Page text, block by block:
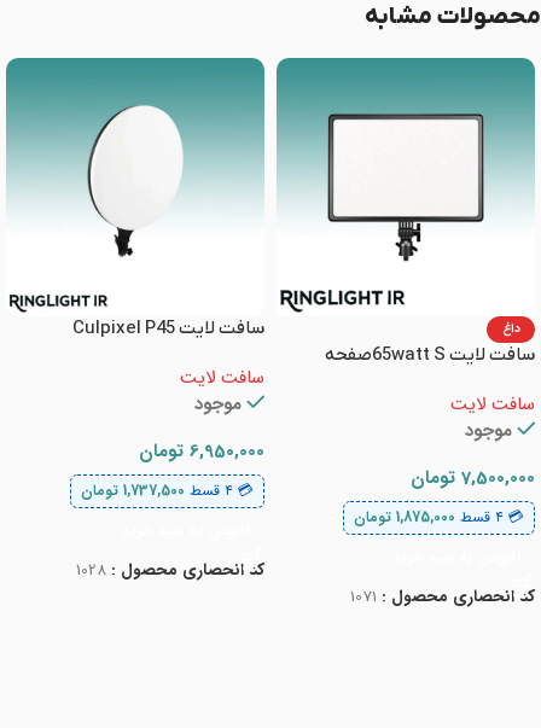
محصولات مشابه
داغ
سافت لایت 65watt Sصفحه
سافت لایت
موجود
7,500,000 تومان
💳 ۴ قسط 1,875,000 تومان
کد انحصاری محصول : 1071
سافت لایت Culpixel P45
سافت لایت
موجود
6,950,000 تومان
💳 ۴ قسط 1,737,500 تومان
کد انحصاری محصول : 1028